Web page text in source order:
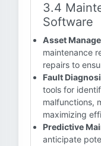
3.4
Software
Asset
maintenance
repairs to
Fault
tools for
malfunctions,
maximizing
Predictive
anticipate